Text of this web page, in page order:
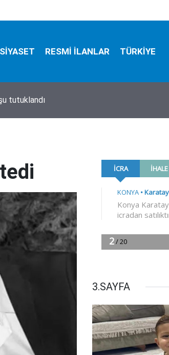
SİYASET RESMİ İLANLAR TÜRKİYE
3.SAYFA